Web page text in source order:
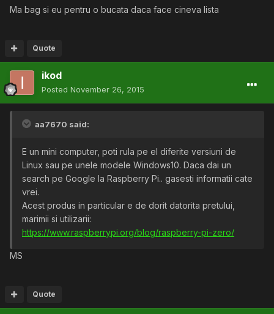
Ma bag si eu pentru o bucata daca face cineva lista
Quote
ikod
Posted November 26, 2015
aa7670 said:
E un mini computer, poti rula pe el diferite versiuni de
Linux sau pe unele modele Windows10. Daca dai un
search pe Google la Raspberry Pi.. gasesti informatii cate
vrei.
Acest produs in particular e de dorit datorita pretului,
marimii si utilizarii:
https://www.raspberrypi.org/blog/raspberry-pi-zero/
MS
Quote